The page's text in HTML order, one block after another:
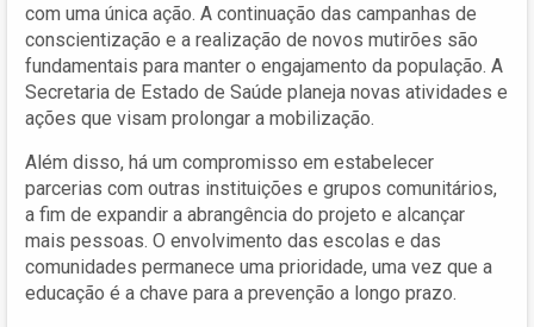
com uma única ação. A continuação das campanhas de
conscientização e a realização de novos mutirões são
fundamentais para manter o engajamento da população. A
Secretaria de Estado de Saúde planeja novas atividades e
ações que visam prolongar a mobilização.
Além disso, há um compromisso em estabelecer
parcerias com outras instituições e grupos comunitários,
a fim de expandir a abrangência do projeto e alcançar
mais pessoas. O envolvimento das escolas e das
comunidades permanece uma prioridade, uma vez que a
educação é a chave para a prevenção a longo prazo.